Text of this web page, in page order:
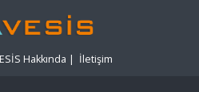
Hakkında | İletişim